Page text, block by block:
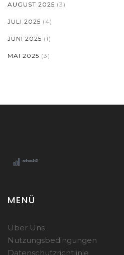
AUGUST 2025 (3)
JULI 2025 (4)
JUNI 2025 (1)
MAI 2025 (3)
MENÜ
Über Uns
Nutzungsbedingungen
Datenschutzrichtlinie